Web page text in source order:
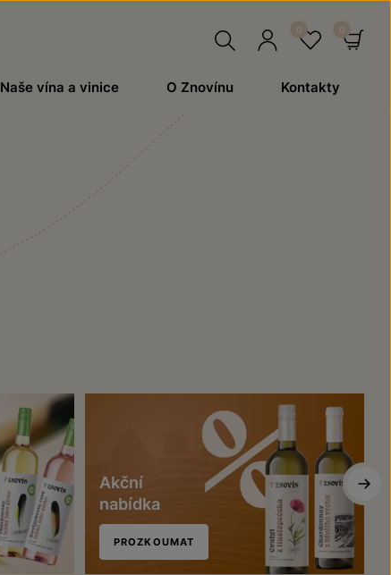
Naše vína a vinice O Znovínu Kontakty
Akční
nabídka
PROZKOUMAT